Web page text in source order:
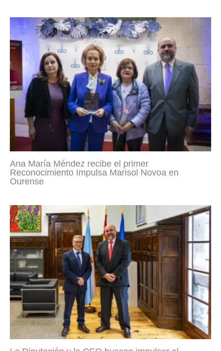
Ana María Méndez recibe el primer
Reconocimiento Impulsa Marisol Novoa en
Ourense